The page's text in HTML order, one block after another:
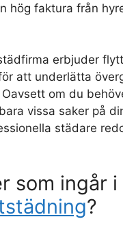
hög faktura från
erbjuder
att underlätta
om du
vissa saker på
städare
som ingår i
?